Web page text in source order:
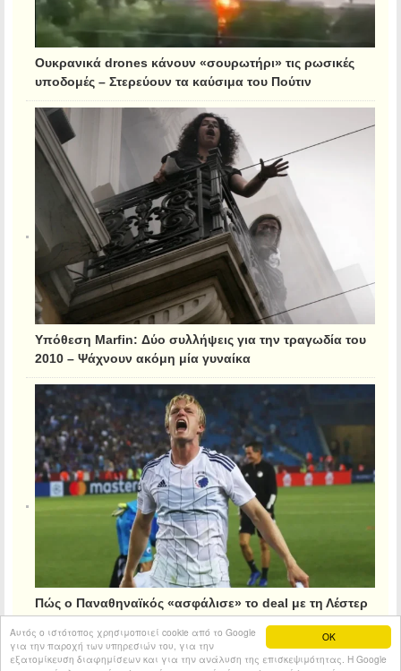
OK
Αυτός ο ιστότοπος χρησιμοποιεί cookie από το Google
για την παροχή των υπηρεσιών του, για την
εξατομίκευση διαφημίσεων και για την ανάλυση της επισκεψιμότητας. Η Google
Ουκρανικά drones κάνουν «σουρωτήρι» τις ρωσικές
υποδομές – Στερεύουν τα καύσιμα του Πούτιν
Υπόθεση Marfin: Δύο συλλήψεις για την τραγωδία του
2010 – Ψάχνουν ακόμη μία γυναίκα
Πώς ο Παναθηναϊκός «ασφάλισε» το deal με τη Λέστερ
για τον Κρίστιανσεν